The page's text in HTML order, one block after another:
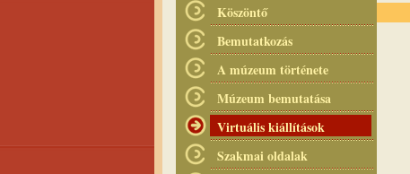
Köszöntő
Bemutatkozás
A múzeum története
Múzeum bemutatása
Virtuális kiállítások
Szakmai oldalak